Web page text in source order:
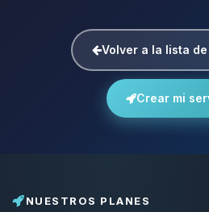
Volver a la lista
Crear mi
NUESTROS PLANES